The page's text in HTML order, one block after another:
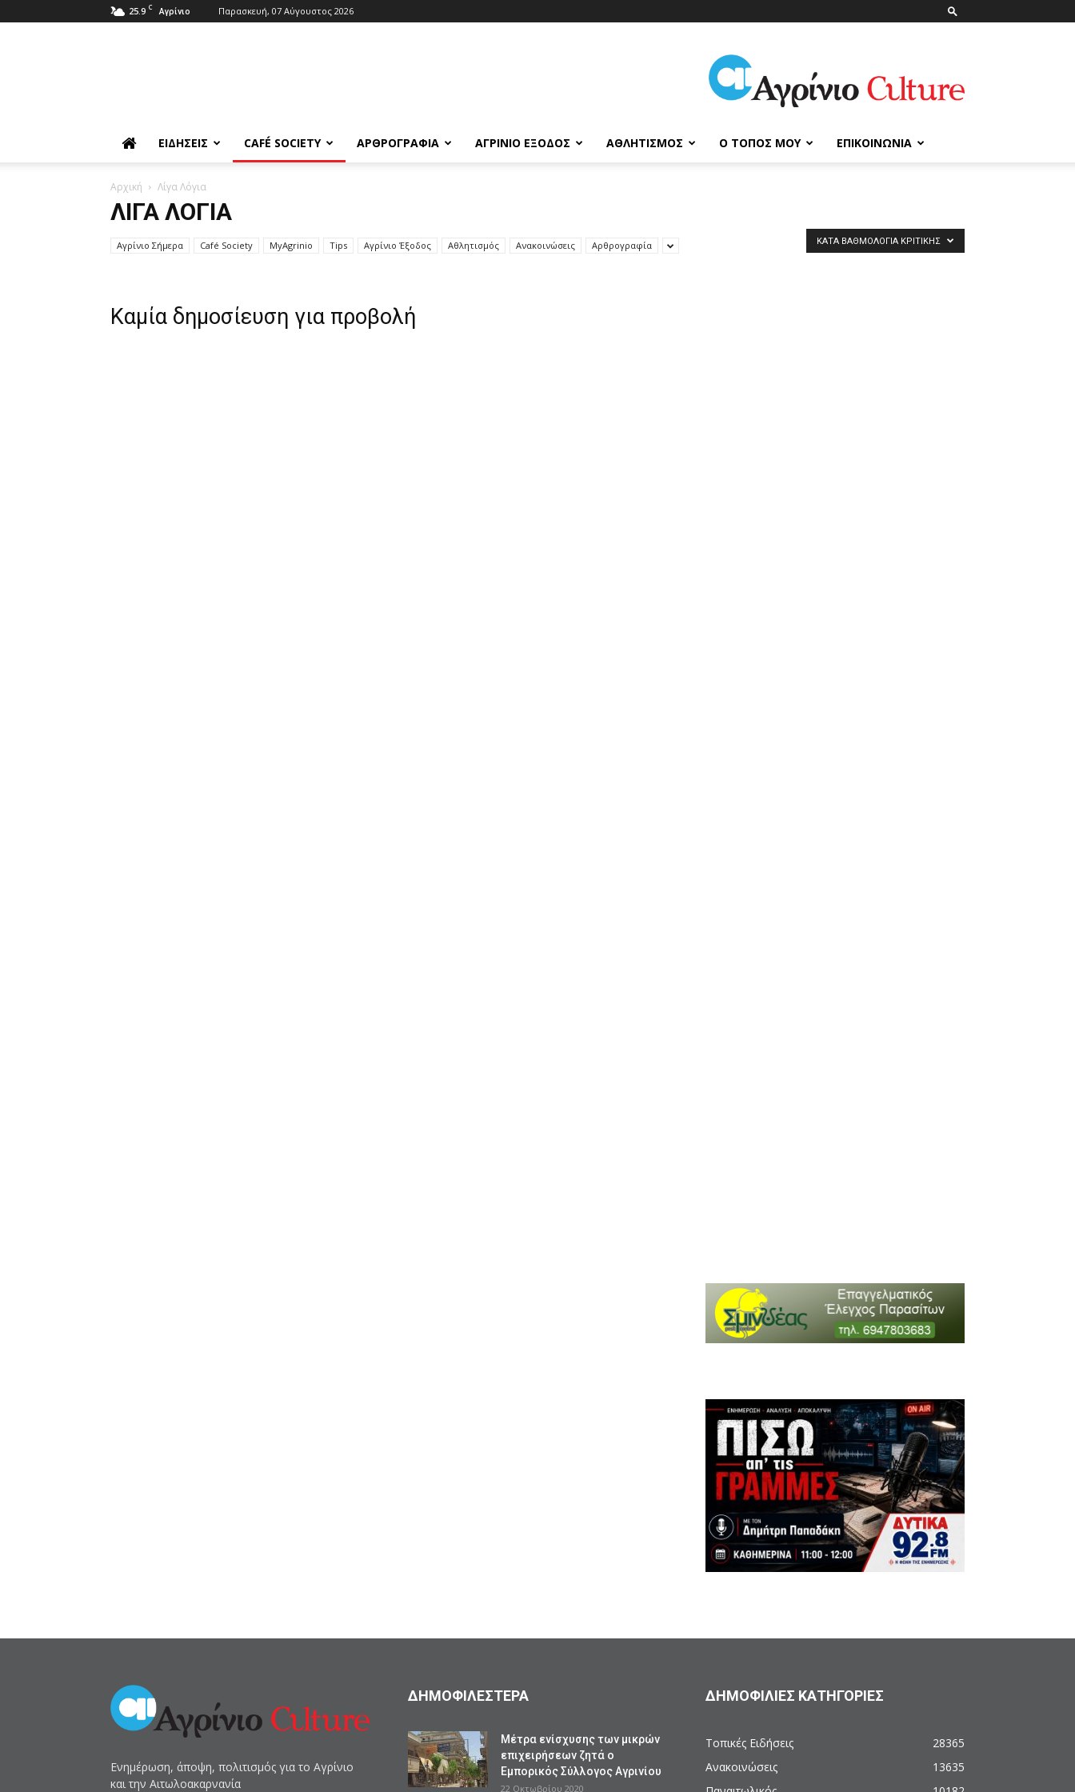
25.9 C Αγρίνιο Παρασκευή, 07 Αύγουστος 2026
ΑγρίνιοCulture
ΕΙΔΉΣΕΙΣ CAFÉ SOCIETY ΑΡΘΡΟΓΡΑΦΊΑ ΑΓΡΊΝΙΟ ΈΞΟΔΟΣ ΑΘΛΗΤΙΣΜΌΣ Ο ΤΌΠΟΣ ΜΟΥ ΕΠΙΚΟΙΝΩΝΊΑ
Αρχική Λίγα Λόγια
ΛΊΓΑ ΛΌΓΙΑ
Aγρίνιο Σήμερα Café Society MyAgrinio Tips Αγρίνιο Έξοδος Αθλητισμός Ανακοινώσεις Αρθρογραφία ΚΑΤΆ ΒΑΘΜΟΛΟΓΊΑ ΚΡΙΤΙΚΉΣ
Καμία δημοσίευση για προβολή
Ενημέρωση, άποψη, πολιτισμός για το Αγρίνιο
και την Αιτωλοακαρνανία
ΔΗΜΟΦΙΛΕΣΤΕΡΑ
Mέτρα ενίσχυσης των μικρών
επιχειρήσεων ζητά ο
Εμπορικός Σύλλογος Αγρινίου
22 Οκτωβρίου 2020
ΔΗΜΟΦΙΛΙΕΣ ΚΑΤΗΓΟΡΙΕΣ
Τοπικές Ειδήσεις
28365
Ανακοινώσεις
13635